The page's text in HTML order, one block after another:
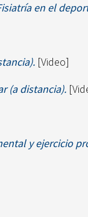
en el
[Video]
(a distancia).
y ejercicio